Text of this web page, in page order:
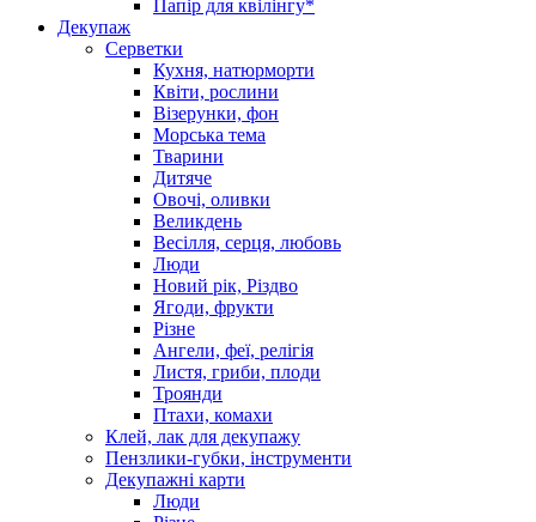
Папір для квілінгу*
Декупаж
Серветки
Кухня, натюрморти
Квіти, рослини
Візерунки, фон
Морська тема
Тварини
Дитяче
Овочі, оливки
Великдень
Весілля, серця, любовь
Люди
Новий рік, Різдво
Ягоди, фрукти
Різне
Ангели, феї, релігія
Листя, гриби, плоди
Троянди
Птахи, комахи
Клей, лак для декупажу
Пензлики-губки, інструменти
Декупажні карти
Люди